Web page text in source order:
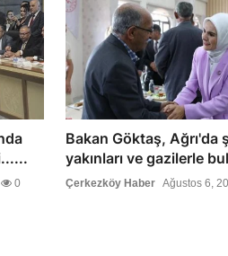
0
Bakan Göktaş, Ağrı'da
yakınları ve gazilerle
Çerkezköy Haber Ağustos 6,